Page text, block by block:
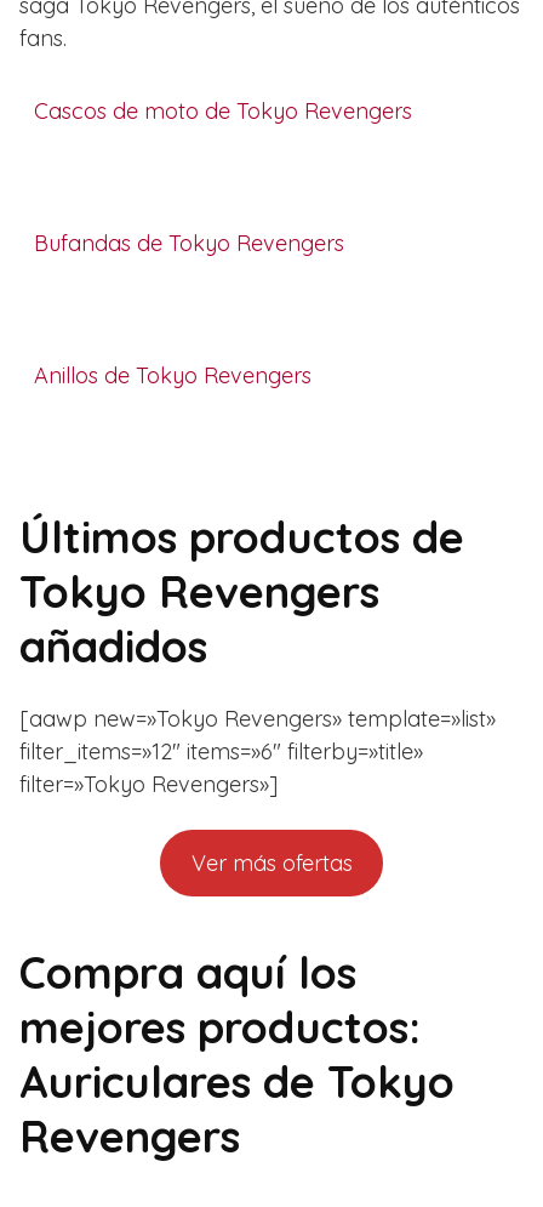
fans.
Cascos de moto de Tokyo Revengers
Bufandas de Tokyo Revengers
Anillos de Tokyo Revengers
Últimos productos de
Tokyo Revengers
añadidos
[aawp new=»Tokyo Revengers» template=»list»
filter_items=»12″ items=»6″ filterby=»title»
filter=»Tokyo Revengers»]
Ver más ofertas
Compra aquí los
mejores productos:
Auriculares de Tokyo
Revengers